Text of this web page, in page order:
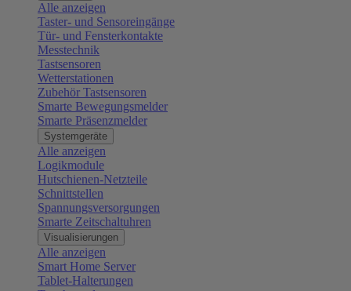
Alle anzeigen
Taster- und Sensoreingänge
Tür- und Fensterkontakte
Messtechnik
Tastsensoren
Wetterstationen
Zubehör Tastsensoren
Smarte Bewegungsmelder
Smarte Präsenzmelder
Systemgeräte
Alle anzeigen
Logikmodule
Hutschienen-Netzteile
Schnittstellen
Spannungsversorgungen
Smarte Zeitschaltuhren
Visualisierungen
Alle anzeigen
Smart Home Server
Tablet-Halterungen